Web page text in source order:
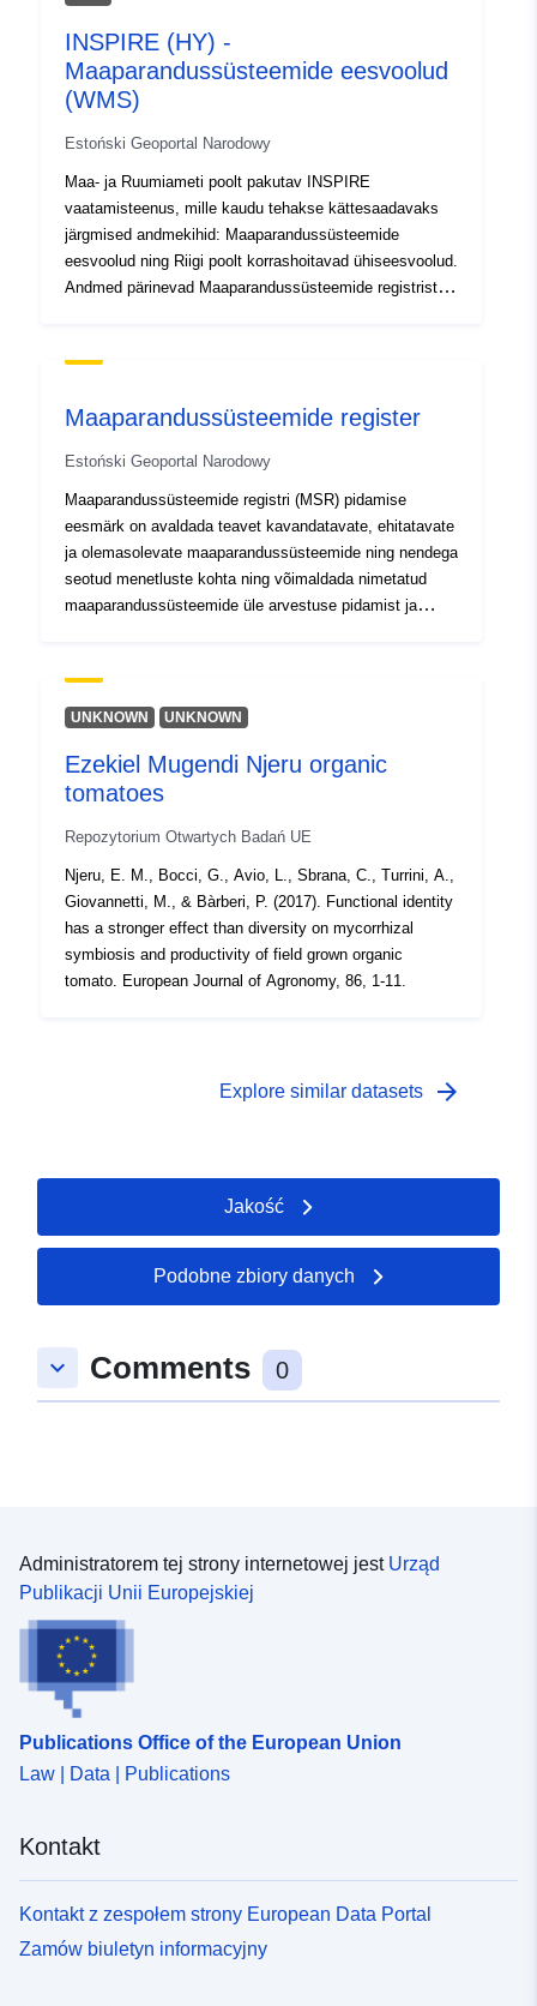
INSPIRE (HY) -
Maaparandussüsteemide eesvoolud
(WMS)
Estoński Geoportal Narodowy
Maa- ja Ruumiameti poolt pakutav INSPIRE
vaatamisteenus, mille kaudu tehakse kättesaadavaks
järgmised andmekihid: Maaparandussüsteemide
eesvoolud ning Riigi poolt korrashoitavad ühiseesvoolud.
Andmed pärinevad Maaparandussüsteemide registrist
Maaparandussüsteemide register
Estoński Geoportal Narodowy
Maaparandussüsteemide registri (MSR) pidamise
eesmärk on avaldada teavet kavandatavate, ehitatavate
ja olemasolevate maaparandussüsteemide ning nendega
seotud menetluste kohta ning võimaldada nimetatud
maaparandussüsteemide üle arvestuse pidamist ja
UNKNOWN UNKNOWN
Ezekiel Mugendi Njeru organic
tomatoes
Repozytorium Otwartych Badań UE
Njeru, E. M., Bocci, G., Avio, L., Sbrana, C., Turrini, A.,
Giovannetti, M., & Bàrberi, P. (2017). Functional identity
has a stronger effect than diversity on mycorrhizal
symbiosis and productivity of field grown organic
tomato. European Journal of Agronomy, 86, 1-11.
Explore similar datasets arrow_forward
Jakość
Podobne zbiory danych
keyboard_arrow_down Comments 0
Administratorem tej strony internetowej jest Urząd
Publikacji Unii Europejskiej
Publications Office of the European Union
Law | Data | Publications
Kontakt
Kontakt z zespołem strony European Data Portal
Zamów biuletyn informacyjny